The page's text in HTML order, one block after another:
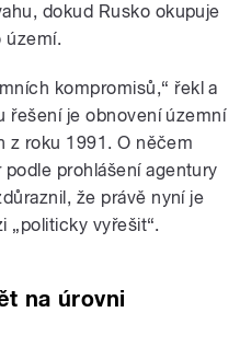
dokud Rusko okupuje
území.
kompromisů,“ řekl a
řešení je obnovení územní
z roku 1991. O něčem
prohlášení agentury
že právě nyní je
„politicky vyřešit“.
na úrovni